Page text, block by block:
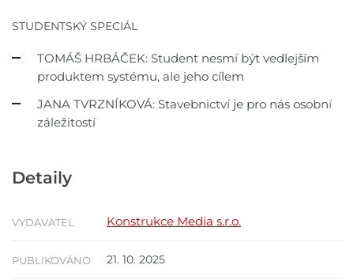
STUDENTSKÝ SPECIÁL
TOMÁŠ HRBÁČEK: Student nesmí být vedlejším
produktem systému, ale jeho cílem
JANA TVRZNÍKOVÁ: Stavebnictví je pro nás osobní
záležitostí
Detaily
VYDAVATEL Konstrukce Media s.r.o.
PUBLIKOVÁNO 21. 10. 2025